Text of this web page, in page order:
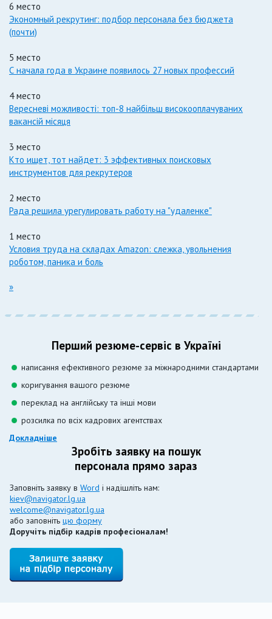
6 место
Экономный рекрутинг: подбор персонала без бюджета
(почти)
5 место
С начала года в Украине появилось 27 новых профессий
4 место
Вересневі можливості: топ-8 найбільш високооплачуваних
вакансій місяця
3 место
Кто ищет, тот найдет: 3 эффективных поисковых
инструментов для рекрутеров
2 место
Рада решила урегулировать работу на "удаленке"
1 место
Условия труда на складах Amazon: слежка, увольнения
роботом, паника и боль
»
Перший резюме-сервіс в Україні
написання ефективного резюме за міжнародними стандартами
коригування вашого резюме
переклад на англійську та інші мови
розсилка по всіх кадрових агентствах
Докладніше
Зробіть заявку на пошук
персонала прямо зараз
Заповніть заявку в Word і надішліть нам:
kiev@navigator.lg.ua
welcome@navigator.lg.ua
або заповніть цю форму
Доручіть підбір кадрів професіоналам!